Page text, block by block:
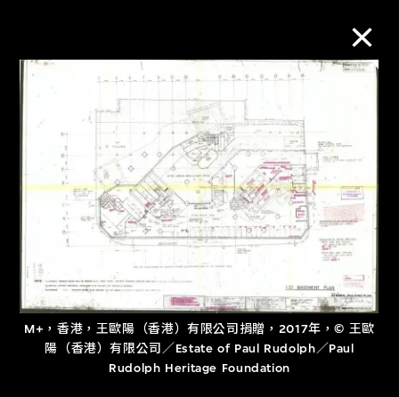
M+，香港，王歐陽（香港）有限公司捐贈，2017年，© 王歐
陽（香港）有限公司／Estate of Paul Rudolph／Paul
Rudolph Heritage Foundation
M+藏品
進一步篩選 搜索
關於M+藏品
探索世界頂級的二十及二十一世紀視覺
文化藏品。